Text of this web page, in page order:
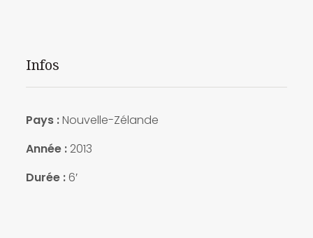
Infos
Pays :Nouvelle-Zélande
Année : 2013
Durée :6′